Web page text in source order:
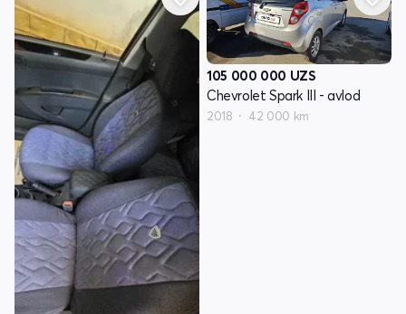
105 000 000 UZS
Chevrolet Spark III - avlod
2018 42 000 km